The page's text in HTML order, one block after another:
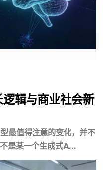
辑与商业社会新
最值得注意的变化，并不
是某一个生成式A...